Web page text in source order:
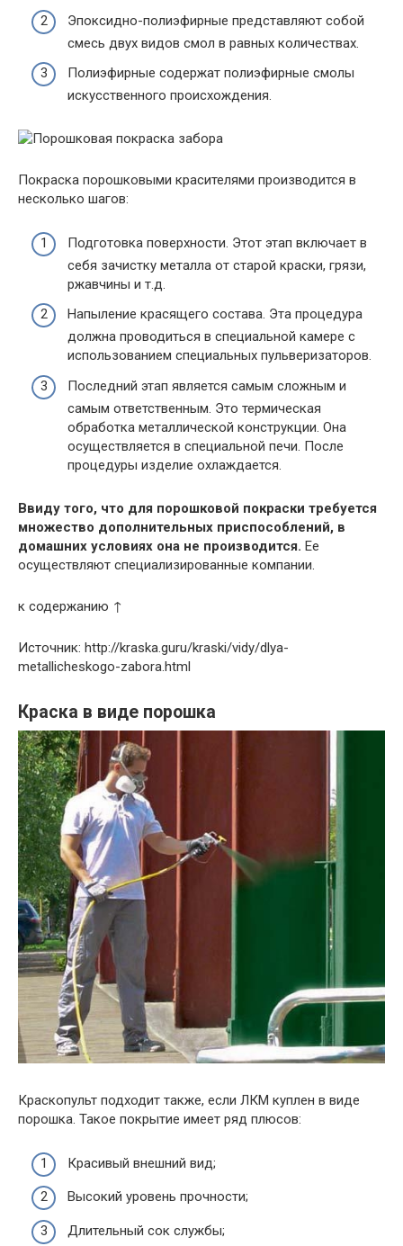
Эпоксидно-полиэфирные представляют собой
смесь двух видов смол в равных количествах.
Полиэфирные содержат полиэфирные смолы
искусственного происхождения.
Покраска порошковыми красителями производится в
несколько шагов:
Подготовка поверхности. Этот этап включает в
себя зачистку металла от старой краски, грязи,
ржавчины и т.д.
Напыление красящего состава. Эта процедура
должна проводиться в специальной камере с
использованием специальных пульверизаторов.
Последний этап является самым сложным и
самым ответственным. Это термическая
обработка металлической конструкции. Она
осуществляется в специальной печи. После
процедуры изделие охлаждается.
Ввиду того, что для порошковой покраски требуется
множество дополнительных приспособлений, в
домашних условиях она не производится. Ее
осуществляют специализированные компании.
к содержанию ↑
Источник: http://kraska.guru/kraski/vidy/dlya-
metallicheskogo-zabora.html
Краска в виде порошка
Краскопульт подходит также, если ЛКМ куплен в виде
порошка. Такое покрытие имеет ряд плюсов:
Красивый внешний вид;
Высокий уровень прочности;
Длительный сок службы;